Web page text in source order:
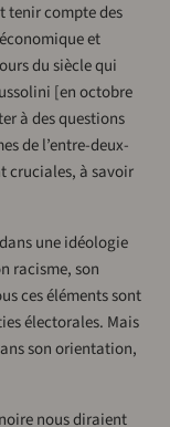
tenir compte des
et
du siècle qui
[en octobre
à des questions
de l’entre-deux-
cruciales, à savoir
une idéologie
racisme, son
ces éléments sont
électorales. Mais
son orientation,
nous diraient